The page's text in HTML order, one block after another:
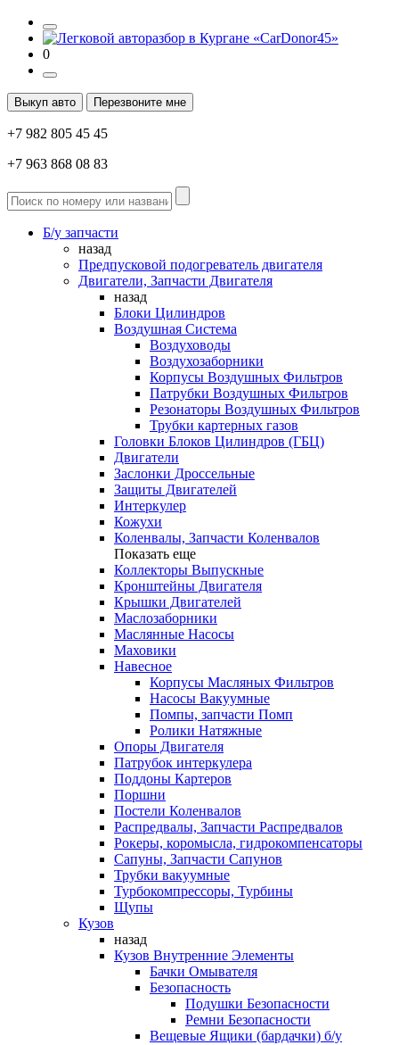
0
Выкуп авто Перезвоните мне
+7 982 805 45 45
+7 963 868 08 83
Б/у запчасти
назад
Предпусковой подогреватель двигателя
Двигатели, Запчасти Двигателя
назад
Блоки Цилиндров
Воздушная Система
Воздуховоды
Воздухозаборники
Корпусы Воздушных Фильтров
Патрубки Воздушных Фильтров
Резонаторы Воздушных Фильтров
Трубки картерных газов
Головки Блоков Цилиндров (ГБЦ)
Двигатели
Заслонки Дроссельные
Защиты Двигателей
Интеркулер
Кожухи
Коленвалы, Запчасти Коленвалов
Показать еще
Коллекторы Выпускные
Кронштейны Двигателя
Крышки Двигателей
Маслозаборники
Маслянные Насосы
Маховики
Навесное
Корпусы Масляных Фильтров
Насосы Вакуумные
Помпы, запчасти Помп
Ролики Натяжные
Опоры Двигателя
Патрубок интеркулера
Поддоны Картеров
Поршни
Постели Коленвалов
Распредвалы, Запчасти Распредвалов
Рокеры, коромысла, гидрокомпенсаторы
Сапуны, Запчасти Сапунов
Трубки вакуумные
Турбокомпрессоры, Турбины
Щупы
Кузов
назад
Кузов Внутренние Элементы
Бачки Омывателя
Безопасность
Подушки Безопасности
Ремни Безопасности
Вещевые Ящики (бардачки) б/у